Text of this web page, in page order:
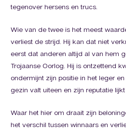
tegenover hersens en trucs.
Wie van de twee is het meest
verliest de strijd. Hij kan dat niet
eerst dat anderen altijd al van hem
Trojaanse Oorlog. Hij is ontzettend
ondermijnt zijn positie in het leger
gezin valt uiteen en zijn reputatie
Waar het hier om draait zijn
het verschil tussen winnaars en